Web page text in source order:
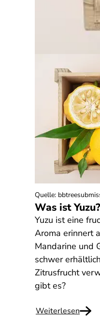
Was ist Yuzu?
Yuzu ist eine
Aroma erinnert
Mandarine und
schwer
Zitrusfrucht
gibt es?
Weiterlesen
Quelle: